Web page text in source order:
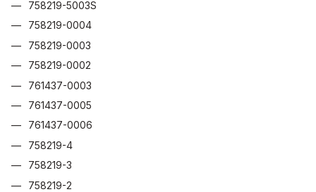
758219-5003S
758219-0004
758219-0003
758219-0002
761437-0003
761437-0005
761437-0006
758219-4
758219-3
758219-2